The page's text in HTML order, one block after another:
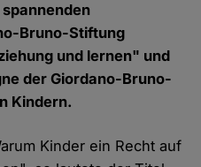
Bruno-Stiftung
und lernen" und
der Giordano-Bruno-
Kindern.
Kinder ein Recht auf